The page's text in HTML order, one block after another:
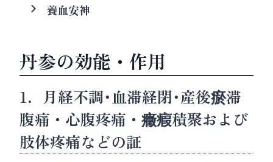
養血安神
丹参の効能・作用
1．月経不調･血滞経閉･産後瘀滞
腹痛・心腹疼痛・癥瘕積聚および
肢体疼痛などの証